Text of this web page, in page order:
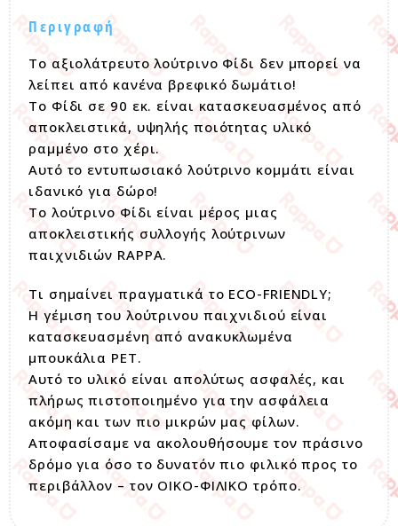
Περιγραφή
Το αξιολάτρευτο λούτρινο Φίδι δεν μπορεί να
λείπει από κανένα βρεφικό δωμάτιο!
Το Φίδι σε 90 εκ. είναι κατασκευασμένος από
αποκλειστικά, υψηλής ποιότητας υλικό
ραμμένο στο χέρι.
Αυτό το εντυπωσιακό λούτρινο κομμάτι είναι
ιδανικό για δώρο!
Το λούτρινο Φίδι είναι μέρος μιας
αποκλειστικής συλλογής λούτρινων
παιχνιδιών RAPPA.
Τι σημαίνει πραγματικά το ECO-FRIENDLY;
Η γέμιση του λούτρινου παιχνιδιού είναι
κατασκευασμένη από ανακυκλωμένα
μπουκάλια PET.
Αυτό το υλικό είναι απολύτως ασφαλές, και
πλήρως πιστοποιημένο για την ασφάλεια
ακόμη και των πιο μικρών μας φίλων.
Αποφασίσαμε να ακολουθήσουμε τον πράσινο
δρόμο για όσο το δυνατόν πιο φιλικό προς το
περιβάλλον – τον ΟΙΚΟ-ΦΙΛΙΚΟ τρόπο.